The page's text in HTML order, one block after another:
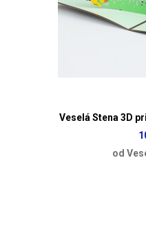
Veselá Stena 3D
od